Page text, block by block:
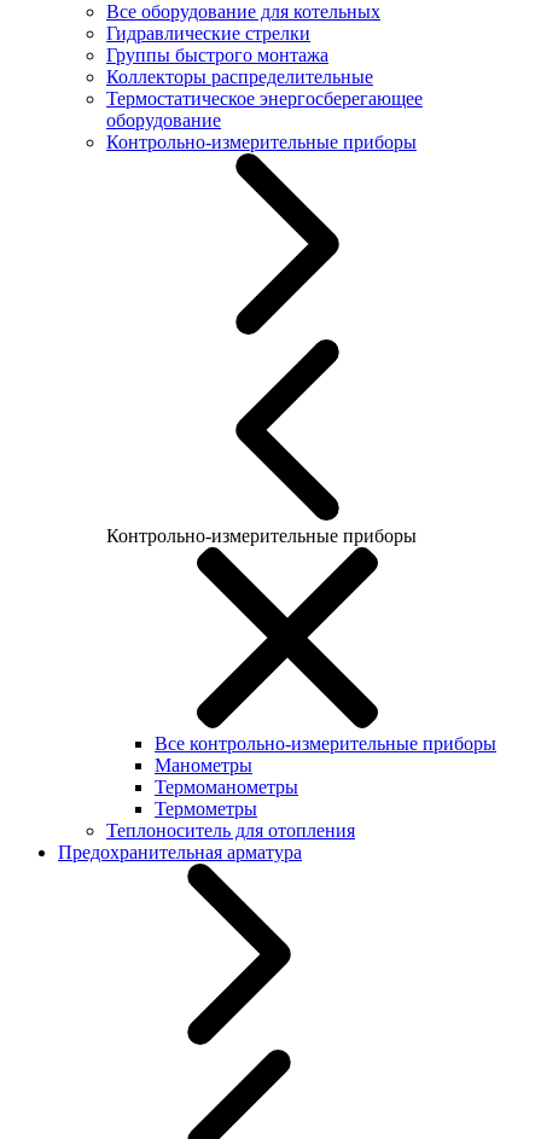
Все оборудование для котельных
Гидравлические стрелки
Группы быстрого монтажа
Коллекторы распределительные
Термостатическое энергосберегающее
оборудование
Контрольно-измерительные приборы
Контрольно-измерительные приборы
Все контрольно-измерительные приборы
Манометры
Термоманометры
Термометры
Теплоноситель для отопления
Предохранительная арматура